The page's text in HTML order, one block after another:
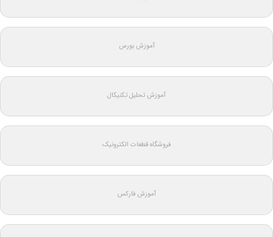
آموزش بورس
آموزش تحلیل تکنیکال
فروشگاه قطعات الکترونیک
آموزش فارکس